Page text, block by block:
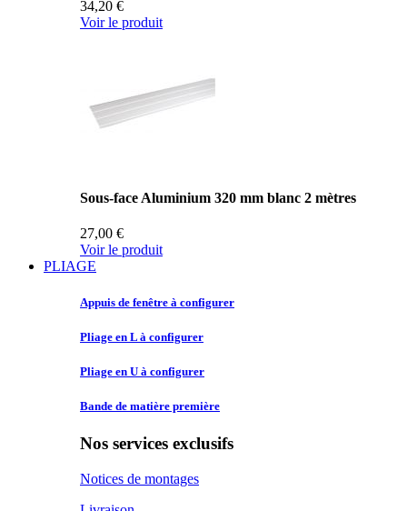
34,20 €
Voir le produit
Sous-face Aluminium 320 mm blanc 2 mètres
27,00 €
Voir le produit
PLIAGE
Appuis de fenêtre à configurer
Pliage en L à configurer
Pliage en U à configurer
Bande de matière première
Nos services exclusifs
Notices de montages